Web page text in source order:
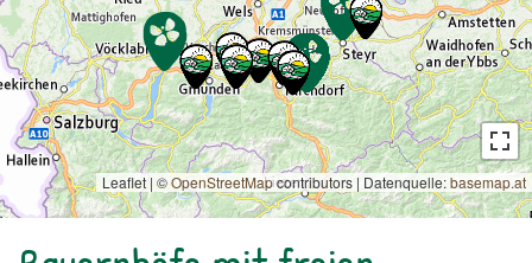
Leaflet | ©OpenStreetMapcontributors | Datenquelle:basemap.at